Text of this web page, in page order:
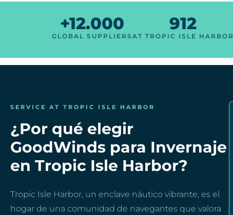
+12.000
GLOBAL SUPPLIERS
912
AT TROPIC ISLE HARBOR
SERVICE AT TROPIC ISLE HARBOR
¿Por qué elegir
GoodWinds para Invernaje
en Tropic Isle Harbor?
Tropic Isle Harbor, un enclave náutico vibrante, es el
hogar de una comunidad de navegantes que valora